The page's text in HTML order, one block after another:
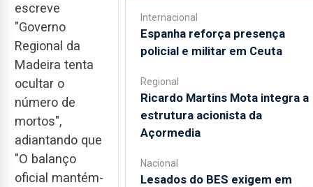
escreve
"Governo
Regional da
Madeira tenta
ocultar o
número de
mortos",
adiantando que
"O balanço
oficial mantém-
Internacional
Espanha reforça presença
policial e militar em Ceuta
Regional
Ricardo Martins Mota integra a
estrutura acionista da
Açormedia
Nacional
Lesados do BES exigem em